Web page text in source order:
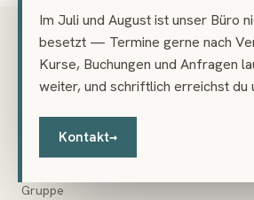
Im Juli und August ist unser Büro
besetzt — Termine gerne nach
Kurse, Buchungen und Anfragen
weiter, und schriftlich erreichst du
Kontakt→
PREIS
€ 324
inkl. 20 % USt
Teilzahlung möglich — Details im
Gruppe